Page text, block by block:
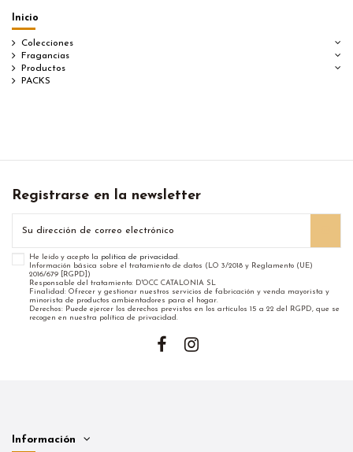
Inicio
Colecciones
Fragancias
Productos
PACKS
Registrarse en la newsletter
He leído y acepto la política de privacidad .
Información básica sobre el tratamiento de datos (LO 3/2018 y Reglamento (UE)
2016/679 [RGPD])
Responsable del tratamiento: D'OCC CATALONIA SL
Finalidad: Ofrecer y gestionar nuestros servicios de fabricación y venda mayorista y
minorista de productos ambientadores para el hogar.
Derechos: Puede ejercer los derechos previstos en los artículos 15 a 22 del RGPD, que se
recogen en nuestra política de privacidad.
Información